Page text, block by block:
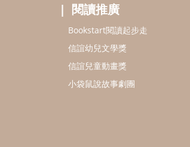
閱讀推廣
Bookstart閱讀起步走
信誼幼兒文學獎
信誼兒童動畫獎
小袋鼠說故事劇團